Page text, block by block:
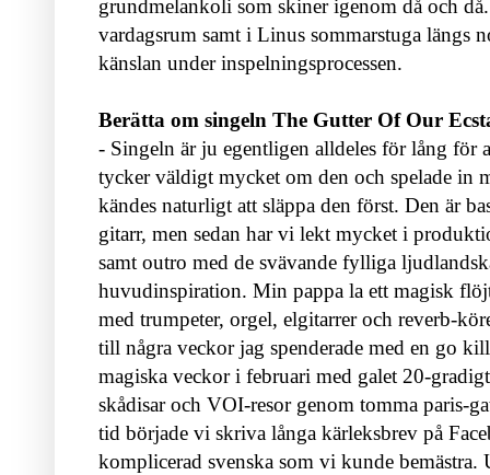
grundmelankoli som skiner igenom då och
vardagsrum samt i Linus sommarstuga längs
känslan under inspelningsprocessen.
Berätta om singeln The Gutter Of Our
- Singeln är ju egentligen alldeles för lång för
tycker väldigt mycket om den och spelade in
kändes naturligt att släppa den först. Den är
gitarr, men sedan har vi lekt mycket i
samt outro med de svävande fylliga
huvudinspiration. Min pappa la ett magisk
med trumpeter, orgel, elgitarrer och reverb-
till några veckor jag spenderade med en go
magiska veckor i februari med galet 20-
skådisar och VOI-resor genom tomma paris-
tid började vi skriva långa kärleksbrev på
komplicerad svenska som vi kunde